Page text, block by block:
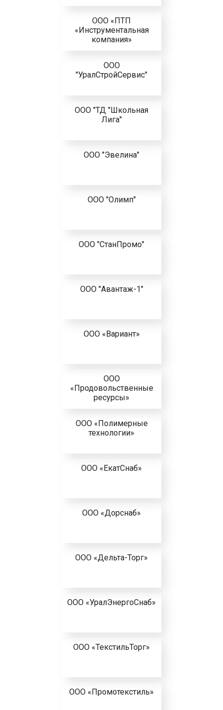
ООО «ПТП
«Инструментальная
компания»
ООО
"УралСтройСервис"
ООО "ТД "Школьная
Лига"
ООО "Эвелина"
ООО "Олимп"
ООО "СтанПромо"
ООО "Авантаж-1"
ООО «Вариант»
ООО
«Продовольственные
ресурсы»
ООО «Полимерные
технологии»
ООО «ЕкатСнаб»
ООО «Дорснаб»
ООО «Дельта-Торг»
ООО «УралЭнергоСнаб»
ООО «ТекстильТорг»
ООО «Промотекстиль»